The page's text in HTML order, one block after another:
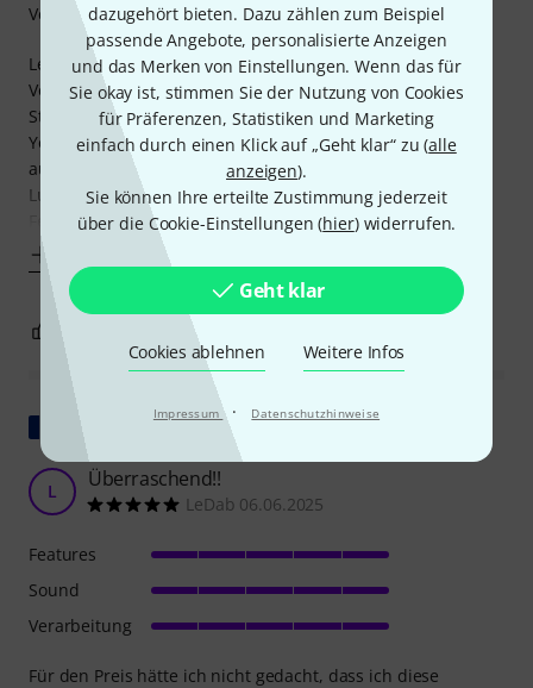
dazugehört bieten. Dazu zählen zum Beispiel
passende Angebote, personalisierte Anzeigen
und das Merken von Einstellungen. Wenn das für
Sie okay ist, stimmen Sie der Nutzung von Cookies
für Präferenzen, Statistiken und Marketing
einfach durch einen Klick auf „Geht klar“ zu (alle
anzeigen).
Sie können Ihre erteilte Zustimmung jederzeit
über die Cookie-Einstellungen (hier) widerrufen.
Geht klar
Cookies ablehnen Weitere Infos
Impressum · Datenschutzhinweise
Leider ging mein alter aktiv OLP Stingray Nachbau kaputt.
Von Beginn an lag mein Hauptaugenmerk auf der Marke
Stingray by MM, sodass ich zwangsläufig über mehrere
Youtube Videos auf die Marke Sire/Marcus Miller
aufmerksam wurde. Da mich vor kurzem wieder die totale
Lust am Bass spielen gepackt hatte, ist der Kauf eines
Fender Jazz Bass der Serie Player II nicht allzu
Mehr anzeigen
Verarbeitung
Original zeigen
L Überraschend!!
LeDab 06.06.2025
Für den Preis hätte ich nicht gedacht, dass ich diese
Features
Sound
Verarbeitung